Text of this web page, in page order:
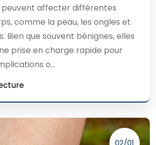
peuvent affecter différentes
comme la peau, les ongles et
Bien que souvent bénignes, elles
prise en charge rapide pour
o...
02/01